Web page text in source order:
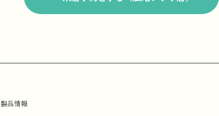
製品情報